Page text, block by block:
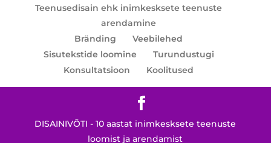
Teenusedisain ehk inimkesksete teenuste
arendamine
Bränding
Veebilehed
Sisutekstide loomine
Turundustugi
Konsultatsioon
Koolitused
DISAINIVÕTI - 10 aastat inimkesksete teenuste
loomist ja arendamist